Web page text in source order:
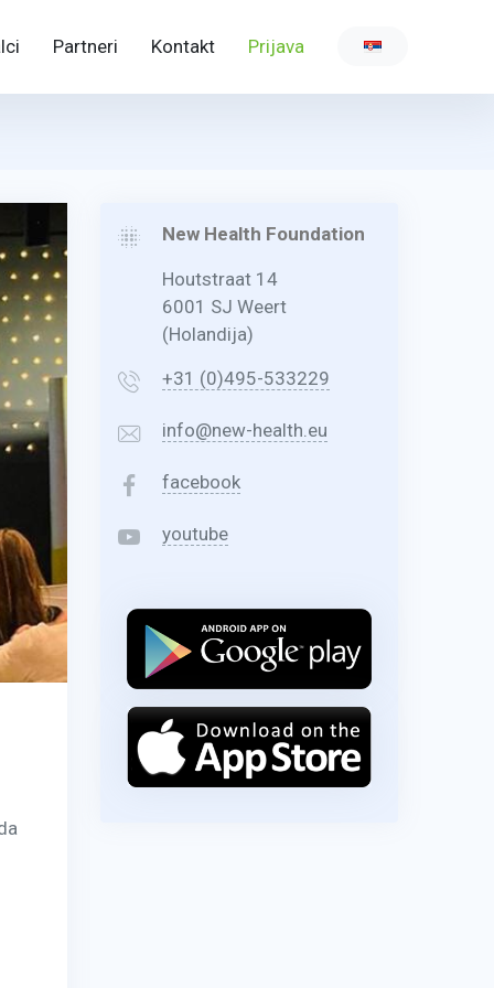
Partneri Kontakt Prijava
New Health Foundation
Houtstraat 14
6001 SJ Weert
(Holandija)
+31 (0)495-533229
info@new-health.eu
facebook
youtube